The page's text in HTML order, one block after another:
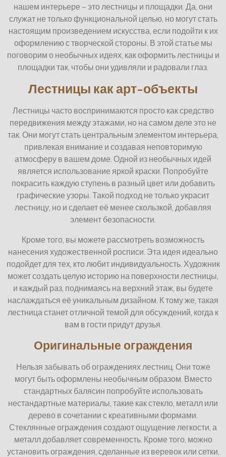
нашем интерьере – это лестницы и площадки. Да, они
служат не только функциональной целью, но могут стать
настоящим произведением искусства, если подойти к их
оформлению с творческой стороны. В этой статье мы
поговорим о необычных идеях, как оформить лестницы и
площадки так, чтобы они удивляли и радовали глаз.
Лестницы как арт-объекты
Лестницы часто воспринимаются просто как средство
передвижения между этажами, но на самом деле это не
так. Они могут стать центральным элементом интерьера,
привлекая внимание и создавая неповторимую
атмосферу в вашем доме. Одной из необычных идей
является использование яркой краски. Попробуйте
покрасить каждую ступень в разный цвет или добавить
графические узоры. Такой подход не только украсит
лестницу, но и сделает её менее скользкой, добавляя
элемент безопасности.
Кроме того, вы можете рассмотреть возможность
нанесения художественной росписи. Эта идея идеально
подойдет для тех, кто любит индивидуальность. Художник
может создать целую историю на поверхности лестницы,
и каждый раз, поднимаясь на верхний этаж, вы будете
наслаждаться её уникальным дизайном. К тому же, такая
лестница станет отличной темой для обсуждений, когда к
вам в гости придут друзья.
Оригинальные ограждения
Нельзя забывать об ограждениях лестниц. Они тоже
могут быть оформлены необычным образом. Вместо
стандартных балясин попробуйте использовать
нестандартные материалы, такие как стекло, металл или
дерево в сочетании с креативными формами.
Стеклянные ограждения создают ощущение легкости, а
металл добавляет современность. Кроме того, можно
установить ограждения, сделанные из веревок или сетки,